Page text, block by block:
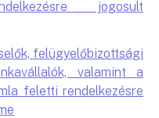
jogosult
felügyelőbizottsági
valamint a
feletti rendelkezésre